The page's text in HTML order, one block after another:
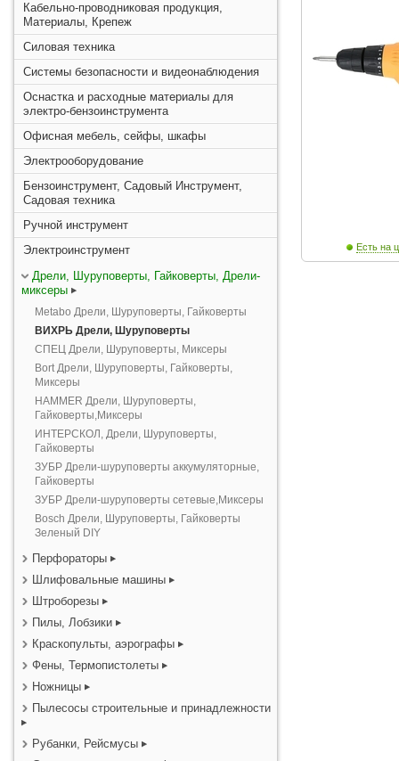
Кабельно-проводниковая продукция,
Материалы, Крепеж
Силовая техника
Системы безопасности и видеонаблюдения
Оснастка и расходные материалы для
электро-бензоинструмента
Офисная мебель, сейфы, шкафы
Электрооборудование
Бензоинструмент, Садовый Инструмент,
Садовая техника
Ручной инструмент
Электроинструмент
Дрели, Шуруповерты, Гайковерты, Дрели-
миксеры
Metabo Дрели, Шуруповерты, Гайковерты
ВИХРЬ Дрели, Шуруповерты
СПЕЦ Дрели, Шуруповерты, Миксеры
Bort Дрели, Шуруповерты, Гайковерты,
Миксеры
HAMMER Дрели, Шуруповерты,
Гайковерты,Миксеры
ИНТЕРСКОЛ, Дрели, Шуруповерты,
Гайковерты
ЗУБР Дрели-шуруповерты аккумуляторные,
Гайковерты
ЗУБР Дрели-шуруповерты сетевые,Миксеры
Bosch Дрели, Шуруповерты, Гайковерты
Зеленый DIY
Перфораторы
Шлифовальные машины
Штроборезы
Пилы, Лобзики
Краскопульты, аэрографы
Фены, Термопистолеты
Ножницы
Пылесосы строительные и принадлежности
Рубанки, Рейсмусы
Есть на